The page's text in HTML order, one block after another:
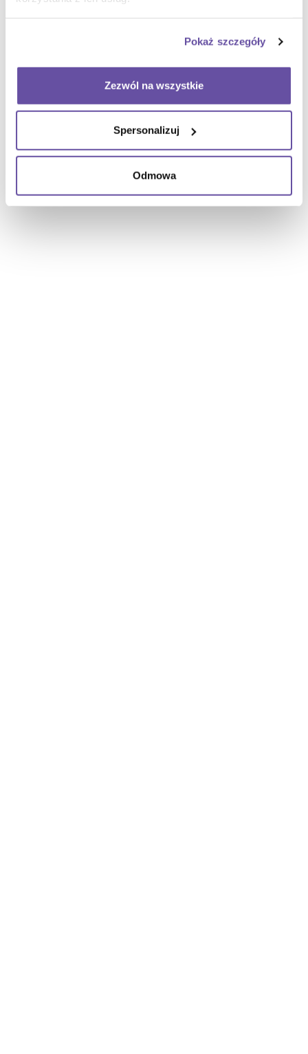
Pokaż szczegóły
Zezwól na wszystkie
Spersonalizuj
Odmowa